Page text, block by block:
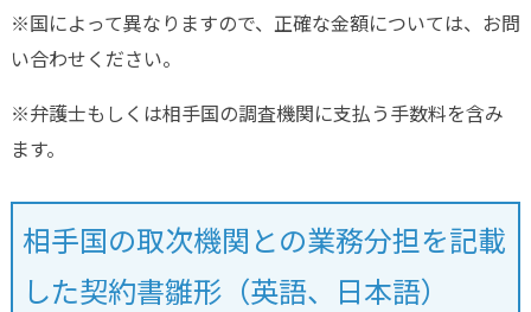
※国によって異なりますので、正確な金額については、お問
い合わせください。
※弁護士もしくは相手国の調査機関に支払う手数料を含み
ます。
相手国の取次機関との業務分担を記載
した契約書雛形（英語、日本語）